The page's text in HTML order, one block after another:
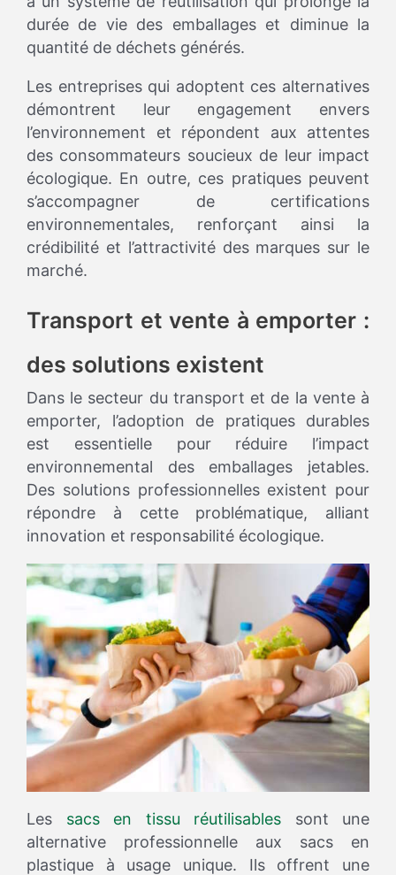
durée de vie des emballages et diminue la
quantité de déchets générés.
Les entreprises qui adoptent ces alternatives
démontrent leur engagement envers
l’environnement et répondent aux attentes
des consommateurs soucieux de leur impact
écologique. En outre, ces pratiques peuvent
s’accompagner de certifications
environnementales, renforçant ainsi la
crédibilité et l’attractivité des marques sur le
marché.
Transport et vente à emporter :
des solutions existent
Dans le secteur du transport et de la vente à
emporter, l’adoption de pratiques durables
est essentielle pour réduire l’impact
environnemental des emballages jetables.
Des solutions professionnelles existent pour
répondre à cette problématique, alliant
innovation et responsabilité écologique.
Les sacs en tissu réutilisables sont une
alternative professionnelle aux sacs en
plastique à usage unique. Ils offrent une